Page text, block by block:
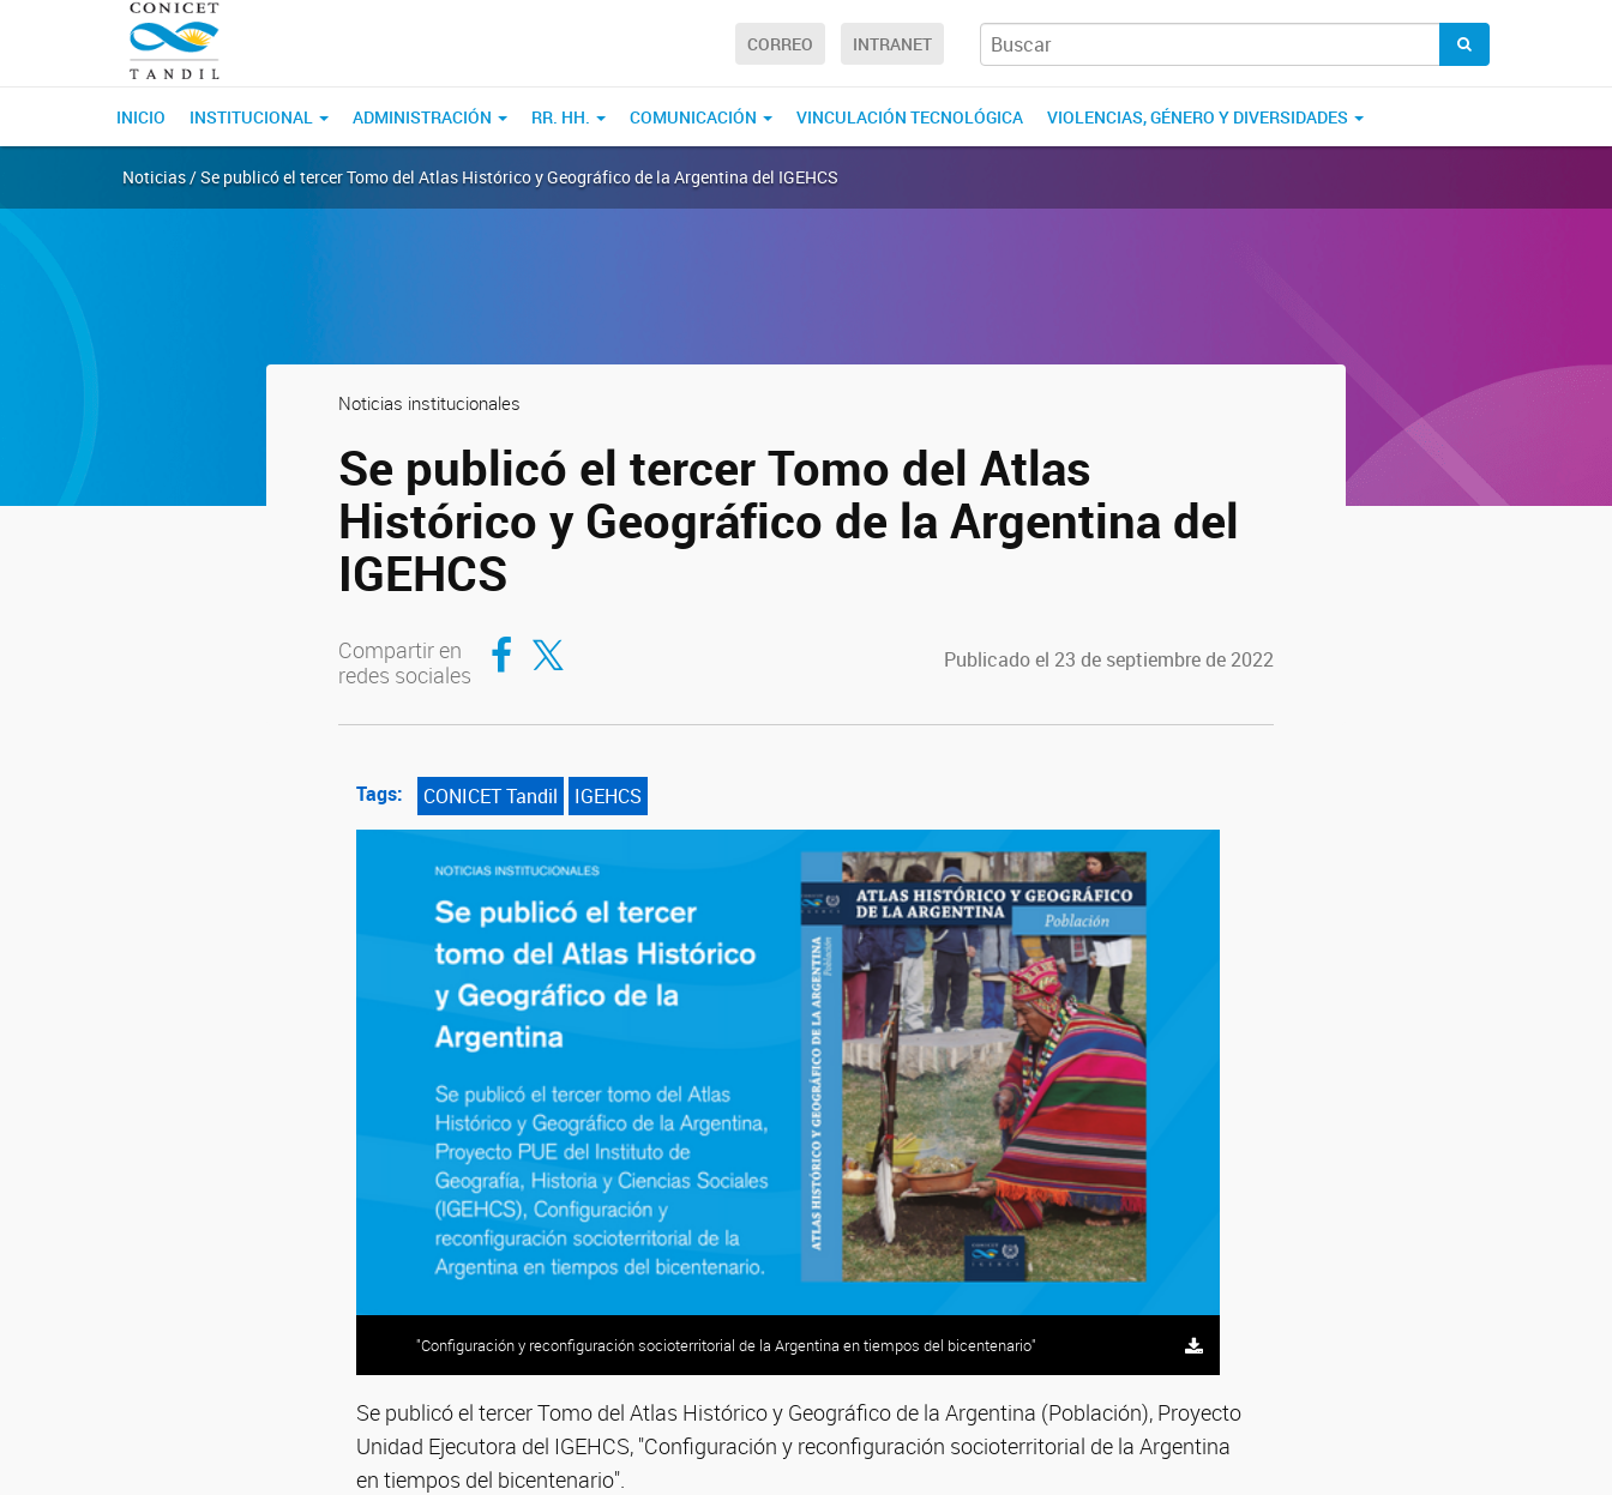
CORREO INTRANET
INICIO INSTITUCIONAL ADMINISTRACIÓN RR. HH. COMUNICACIÓN VINCULACIÓN TECNOLÓGICA VIOLENCIAS, GÉNERO Y DIVERSIDADES
Noticias / Se publicó el tercer Tomo del Atlas Histórico y Geográfico de la Argentina del IGEHCS
Noticias institucionales
Se publicó el tercer Tomo del Atlas
Histórico y Geográfico de la Argentina del
IGEHCS
Compartir en
redes sociales
Compartir en Facebook
Compartir en Twitter Publicado el 23 de septiembre de 2022
Tags: CONICET Tandil IGEHCS
"Configuración y reconfiguración socioterritorial de la Argentina en tiempos del bicentenario"
Se publicó el tercer Tomo del Atlas Histórico y Geográfico de la Argentina (Población), Proyecto
Unidad Ejecutora del IGEHCS, "Configuración y reconfiguración socioterritorial de la Argentina
en tiempos del bicentenario".